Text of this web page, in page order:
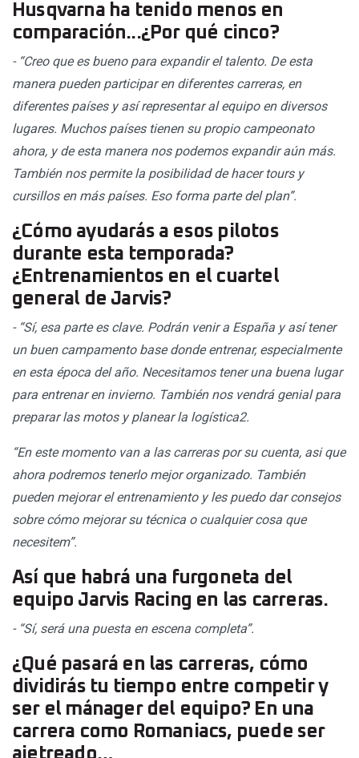
Husqvarna ha tenido menos en
comparación...¿Por qué cinco?
- “Creo que es bueno para expandir el talento. De esta
manera pueden participar en diferentes carreras, en
diferentes países y así representar al equipo en diversos
lugares. Muchos países tienen su propio campeonato
ahora, y de esta manera nos podemos expandir aún más.
También nos permite la posibilidad de hacer tours y
cursillos en más países. Eso forma parte del plan”.
¿Cómo ayudarás a esos pilotos
durante esta temporada?
¿Entrenamientos en el cuartel
general de Jarvis?
- “Sí, esa parte es clave. Podrán venir a España y así tener
un buen campamento base donde entrenar, especialmente
en esta época del año. Necesitamos tener una buena lugar
para entrenar en invierno. También nos vendrá genial para
preparar las motos y planear la logística2.
“En este momento van a las carreras por su cuenta, asi que
ahora podremos tenerlo mejor organizado. También
pueden mejorar el entrenamiento y les puedo dar consejos
sobre cómo mejorar su técnica o cualquier cosa que
necesitem”.
Así que habrá una furgoneta del
equipo Jarvis Racing en las carreras.
- “Sí, será una puesta en escena completa”.
¿Qué pasará en las carreras, cómo
dividirás tu tiempo entre competir y
ser el mánager del equipo? En una
carrera como Romaniacs, puede ser
ajetreado…